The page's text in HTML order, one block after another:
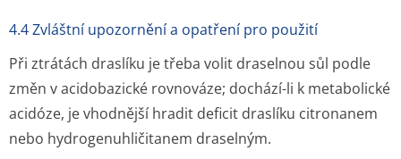
4.4 Zvláštní upozornění a opatření pro použití
Při ztrátách draslíku je třeba volit draselnou sůl podle
změn v acidobazické rovnováze; dochází-li k metabolické
acidóze, je vhodnější hradit deficit draslíku citronanem
nebo hydrogenuhličitanem draselným.